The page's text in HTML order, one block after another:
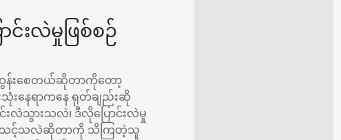
င်းလဲမှုဖြစ်စဉ်
ထွန်းစေတယ်ဆိုတာကိုတော့
သုံးနေရာကနေ ရုတ်ချည်းဆို
လဲသွားသလဲ၊ ဒီလိုပြောင်းလဲမှု
းသင့်သလဲဆိုတာကို သိကြတဲ့သူ